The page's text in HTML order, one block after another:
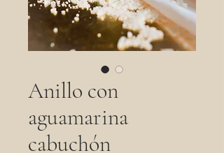
Anillo con
aguamarina
cabuchón